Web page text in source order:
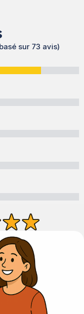
sur 73 avis)